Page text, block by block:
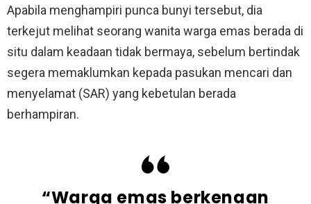
Apabila menghampiri punca bunyi tersebut, dia
terkejut melihat seorang wanita warga emas berada di
situ dalam keadaan tidak bermaya, sebelum bertindak
segera memaklumkan kepada pasukan mencari dan
menyelamat (SAR) yang kebetulan berada
berhampiran.
“Warga emas berkenaan